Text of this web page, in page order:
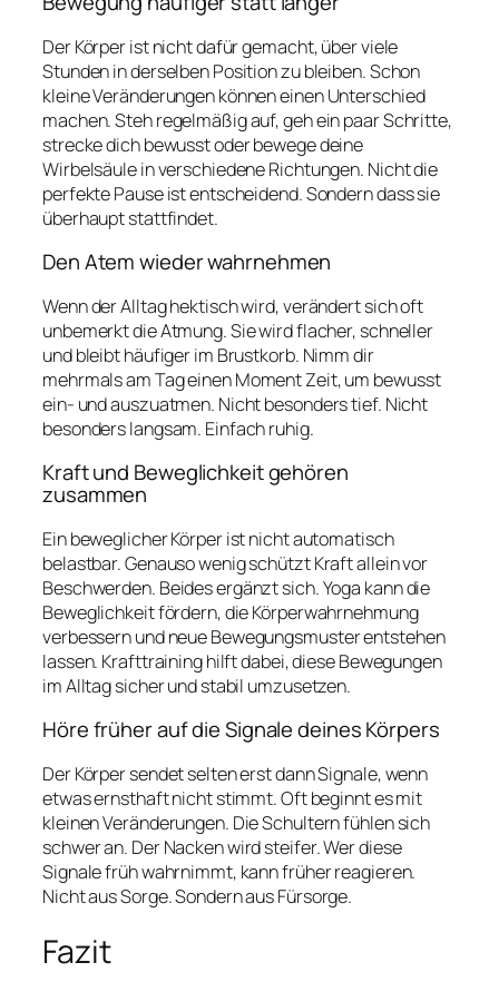
Der Körper ist nicht dafür gemacht, über viele
Stunden in derselben Position zu bleiben. Schon
kleine Veränderungen können einen Unterschied
machen. Steh regelmäßig auf, geh ein paar Schritte,
strecke dich bewusst oder bewege deine
Wirbelsäule in verschiedene Richtungen. Nicht die
perfekte Pause ist entscheidend. Sondern dass sie
überhaupt stattfindet.
Den Atem wieder wahrnehmen
Wenn der Alltag hektisch wird, verändert sich oft
unbemerkt die Atmung. Sie wird flacher, schneller
und bleibt häufiger im Brustkorb. Nimm dir
mehrmals am Tag einen Moment Zeit, um bewusst
ein- und auszuatmen. Nicht besonders tief. Nicht
besonders langsam. Einfach ruhig.
Kraft und Beweglichkeit gehören
zusammen
Ein beweglicher Körper ist nicht automatisch
belastbar. Genauso wenig schützt Kraft allein vor
Beschwerden. Beides ergänzt sich. Yoga kann die
Beweglichkeit fördern, die Körperwahrnehmung
verbessern und neue Bewegungsmuster entstehen
lassen. Krafttraining hilft dabei, diese Bewegungen
im Alltag sicher und stabil umzusetzen.
Höre früher auf die Signale deines Körpers
Der Körper sendet selten erst dann Signale, wenn
etwas ernsthaft nicht stimmt. Oft beginnt es mit
kleinen Veränderungen. Die Schultern fühlen sich
schwer an. Der Nacken wird steifer. Wer diese
Signale früh wahrnimmt, kann früher reagieren.
Nicht aus Sorge. Sondern aus Fürsorge.
Fazit